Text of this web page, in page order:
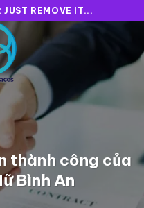
JUST REMOVE IT...
thành công của
Bình An